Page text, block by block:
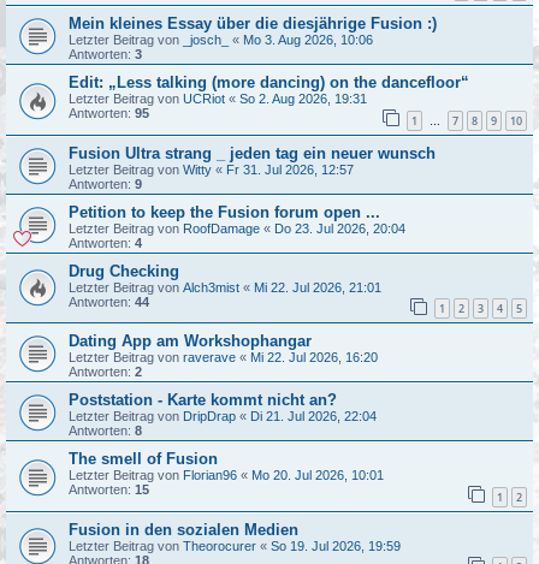
Mein kleines Essay über die diesjährige Fusion :)
Letzter Beitrag von _josch_ « Mo 3. Aug 2026, 10:06
Antworten: 3
Edit: „Less talking (more dancing) on the dancefloor“
Letzter Beitrag von UCRiot « So 2. Aug 2026, 19:31
Antworten: 95 1 … 7 8 9 10
Fusion Ultra strang _ jeden tag ein neuer wunsch
Letzter Beitrag von Witty « Fr 31. Jul 2026, 12:57
Antworten: 9
Petition to keep the Fusion forum open ...
Letzter Beitrag von RoofDamage « Do 23. Jul 2026, 20:04
Antworten: 4
Drug Checking
Letzter Beitrag von Alch3mist « Mi 22. Jul 2026, 21:01
Antworten: 44 1 2 3 4 5
Dating App am Workshophangar
Letzter Beitrag von raverave « Mi 22. Jul 2026, 16:20
Antworten: 2
Poststation - Karte kommt nicht an?
Letzter Beitrag von DripDrap « Di 21. Jul 2026, 22:04
Antworten: 8
The smell of Fusion
Letzter Beitrag von Florian96 « Mo 20. Jul 2026, 10:01
Antworten: 15 1 2
Fusion in den sozialen Medien
Letzter Beitrag von Theorocurer « So 19. Jul 2026, 19:59
Antworten: 18